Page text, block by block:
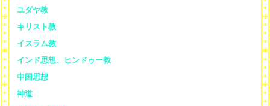
ユダヤ教
キリスト教
イスラム教
インド思想、ヒンドゥー教
中国思想
神道